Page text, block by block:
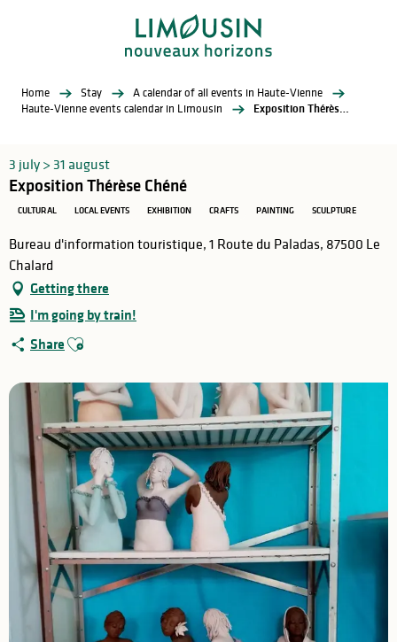
Home Stay
A calendar of all events in Haute-Vienne
Haute-Vienne events calendar in Limousin
Exposition Thérèse Chéné
3 july > 31 august
Exposition Thérèse Chéné
CULTURAL LOCAL EVENTS EXHIBITION CRAFTS PAINTING SCULPTURE
Bureau d'information touristique, 1 Route du Paladas, 87500 Le
Chalard
Getting there
I'm going by train!
Share Ajouter aux favoris